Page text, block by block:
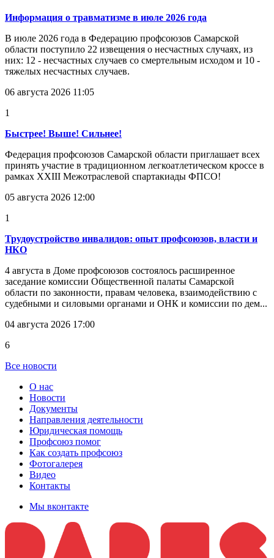
Информация о травматизме в июле 2026 года
В июле 2026 года в Федерацию профсоюзов Самарской
области поступило 22 извещения о несчастных случаях, из
них: 12 - несчастных случаев со смертельным исходом и 10 -
тяжелых несчастных случаев.
06 августа 2026 11:05
1
Быстрее! Выше! Сильнее!
Федерация профсоюзов Самарской области приглашает всех
принять участие в традиционном легкоатлетическом кроссе в
рамках XXIII Межотраслевой спартакиады ФПСО!
05 августа 2026 12:00
1
Трудоустройство инвалидов: опыт профсоюзов, власти и
НКО
4 августа в Доме профсоюзов состоялось расширенное
заседание комиссии Общественной палаты Самарской
области по законности, правам человека, взаимодействию с
судебными и силовыми органами и ОНК и комиссии по дем...
04 августа 2026 17:00
6
Все новости
О нас
Новости
Документы
Направления деятельности
Юридическая помощь
Профсоюз помог
Как создать профсоюз
Фотогалерея
Видео
Контакты
Мы вконтакте